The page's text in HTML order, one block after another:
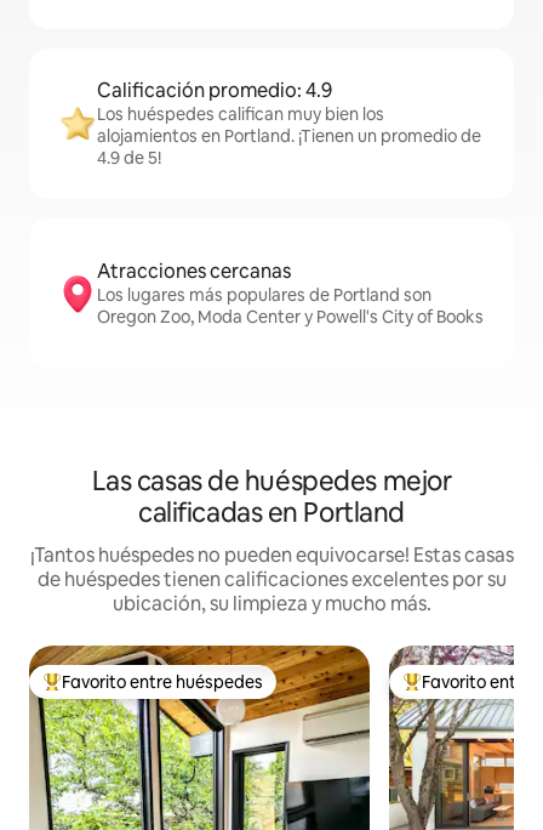
Calificación promedio: 4.9
Los huéspedes califican muy bien los
alojamientos en Portland. ¡Tienen un promedio de
4.9 de 5!
Atracciones cercanas
Los lugares más populares de Portland son
Oregon Zoo, Moda Center y Powell's City of Books
Las casas de huéspedes mejor
calificadas en Portland
¡Tantos huéspedes no pueden equivocarse! Estas casas
de huéspedes tienen calificaciones excelentes por su
ubicación, su limpieza y mucho más.
De los mejores en Favorito entre huéspedes
Favorito entre huéspedes De los mejores
Favorito entre